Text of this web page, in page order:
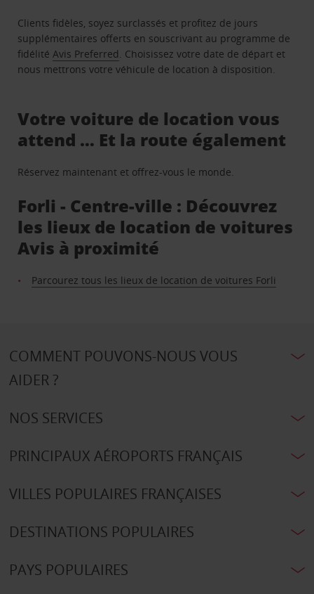
Clients fidèles, soyez surclassés et profitez de jours
supplémentaires offerts en souscrivant au programme de
fidélitéAvis Preferred. Choisissez votre date de départ et
nous mettrons votre véhicule de location à disposition.
Votre voiture de location vous
attend … Et la route également
Réservez maintenant et offrez-vous le monde.
Forli - Centre-ville : Découvrez
les lieux de location de voitures
Avis à proximité
Parcourez tous les lieux de location de voitures Forli
COMMENT POUVONS-NOUS VOUS
AIDER ?
NOS SERVICES
PRINCIPAUX AÉROPORTS FRANÇAIS
VILLES POPULAIRES FRANÇAISES
DESTINATIONS POPULAIRES
PAYS POPULAIRES